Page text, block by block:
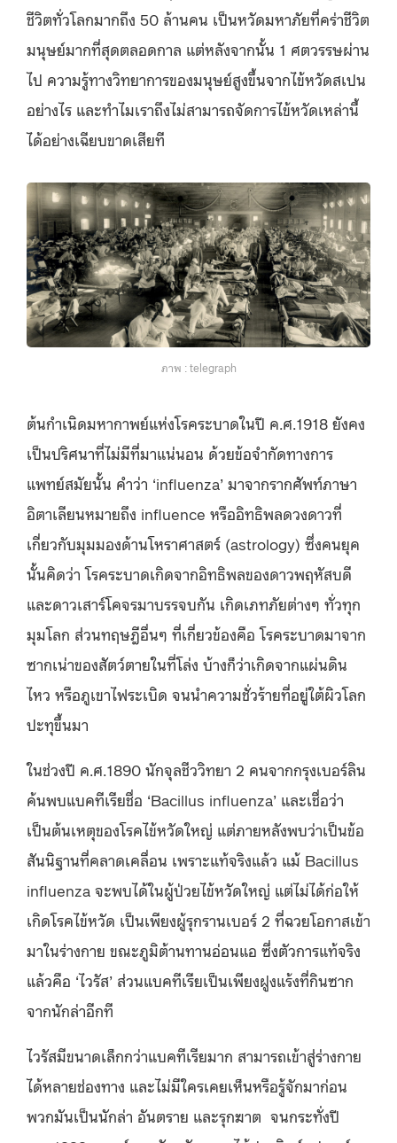
ชีวิตทั่วโลกมากถึง 50 ล้านคน เป็นหวัดมหาภัยที่คร่าชีวิต
มนุษย์มากที่สุดตลอดกาล แต่หลังจากนั้น 1 ศตวรรษผ่าน
ไป ความรู้ทางวิทยาการของมนุษย์สูงขึ้นจากไข้หวัดสเปน
อย่างไร และทำไมเราถึงไม่สามารถจัดการไข้หวัดเหล่านี้
ได้อย่างเฉียบขาดเสียที
ภาพ : telegraph
ต้นกำเนิดมหากาพย์แห่งโรคระบาดในปี ค.ศ.1918 ยังคง
เป็นปริศนาที่ไม่มีที่มาแน่นอน ด้วยข้อจำกัดทางการ
แพทย์สมัยนั้น คำว่า ‘influenza’ มาจากรากศัพท์ภาษา
อิตาเลียนหมายถึง influence หรืออิทธิพลดวงดาวที่
เกี่ยวกับมุมมองด้านโหราศาสตร์ (astrology) ซึ่งคนยุค
นั้นคิดว่า โรคระบาดเกิดจากอิทธิพลของดาวพฤหัสบดี
และดาวเสาร์โคจรมาบรรจบกัน เกิดเภทภัยต่างๆ ทั่วทุก
มุมโลก ส่วนทฤษฎีอื่นๆ ที่เกี่ยวข้องคือ โรคระบาดมาจาก
ซากเน่าของสัตว์ตายในที่โล่ง บ้างก็ว่าเกิดจากแผ่นดิน
ไหว หรือภูเขาไฟระเบิด จนนำความชั่วร้ายที่อยู่ใต้ผิวโลก
ปะทุขึ้นมา
ในช่วงปี ค.ศ.1890 นักจุลชีววิทยา 2 คนจากกรุงเบอร์ลิน
ค้นพบแบคทีเรียชื่อ ‘Bacillus influenza’ และเชื่อว่า
เป็นต้นเหตุของโรคไข้หวัดใหญ่ แต่ภายหลังพบว่าเป็นข้อ
สันนิฐานที่คลาดเคลื่อน เพราะแท้จริงแล้ว แม้ Bacillus
influenza จะพบได้ในผู้ป่วยไข้หวัดใหญ่ แต่ไม่ได้ก่อให้
เกิดโรคไข้หวัด เป็นเพียงผู้รุกรานเบอร์ 2 ที่ฉวยโอกาสเข้า
มาในร่างกาย ขณะภูมิต้านทานอ่อนแอ ซึ่งตัวการแท้จริง
แล้วคือ ‘ไวรัส’ ส่วนแบคทีเรียเป็นเพียงฝูงแร้งที่กินซาก
จากนักล่าอีกที
ไวรัสมีขนาดเล็กกว่าแบคทีเรียมาก สามารถเข้าสู่ร่างกาย
ได้หลายช่องทาง และไม่มีใครเคยเห็นหรือรู้จักมาก่อน
พวกมันเป็นนักล่า อันตราย และรุกฆาต จนกระทั่งปี